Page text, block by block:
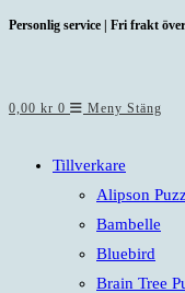
Hoppa
Personlig service | Fri frakt
0,00 kr 0 Meny Stäng
Tillverkare
Alipson
Bambelle
Bluebird
Brain Tree